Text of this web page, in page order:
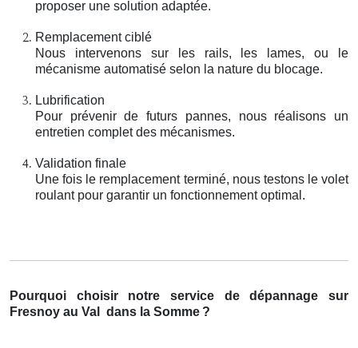
proposer une solution adaptée.
Remplacement ciblé
Nous intervenons sur les rails, les lames, ou le
mécanisme automatisé selon la nature du blocage.
Lubrification
Pour prévenir de futurs pannes, nous réalisons un
entretien complet des mécanismes.
Validation finale
Une fois le remplacement terminé, nous testons le volet
roulant pour garantir un fonctionnement optimal.
Pourquoi choisir notre service de dépannage sur
Fresnoy au Val
dans la Somme ?